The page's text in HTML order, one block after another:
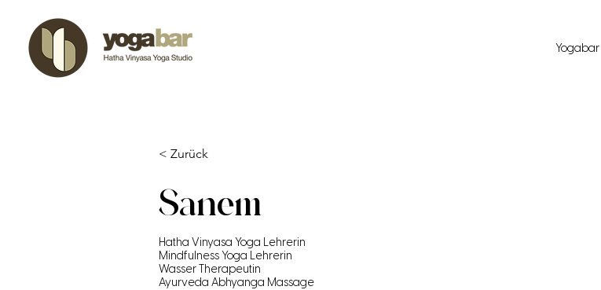
Yogabar
< Zurück
Sanem
Hatha Vinyasa Yoga Lehrerin
Mindfulness Yoga Lehrerin
Wasser Therapeutin
Ayurveda Abhyanga Massage